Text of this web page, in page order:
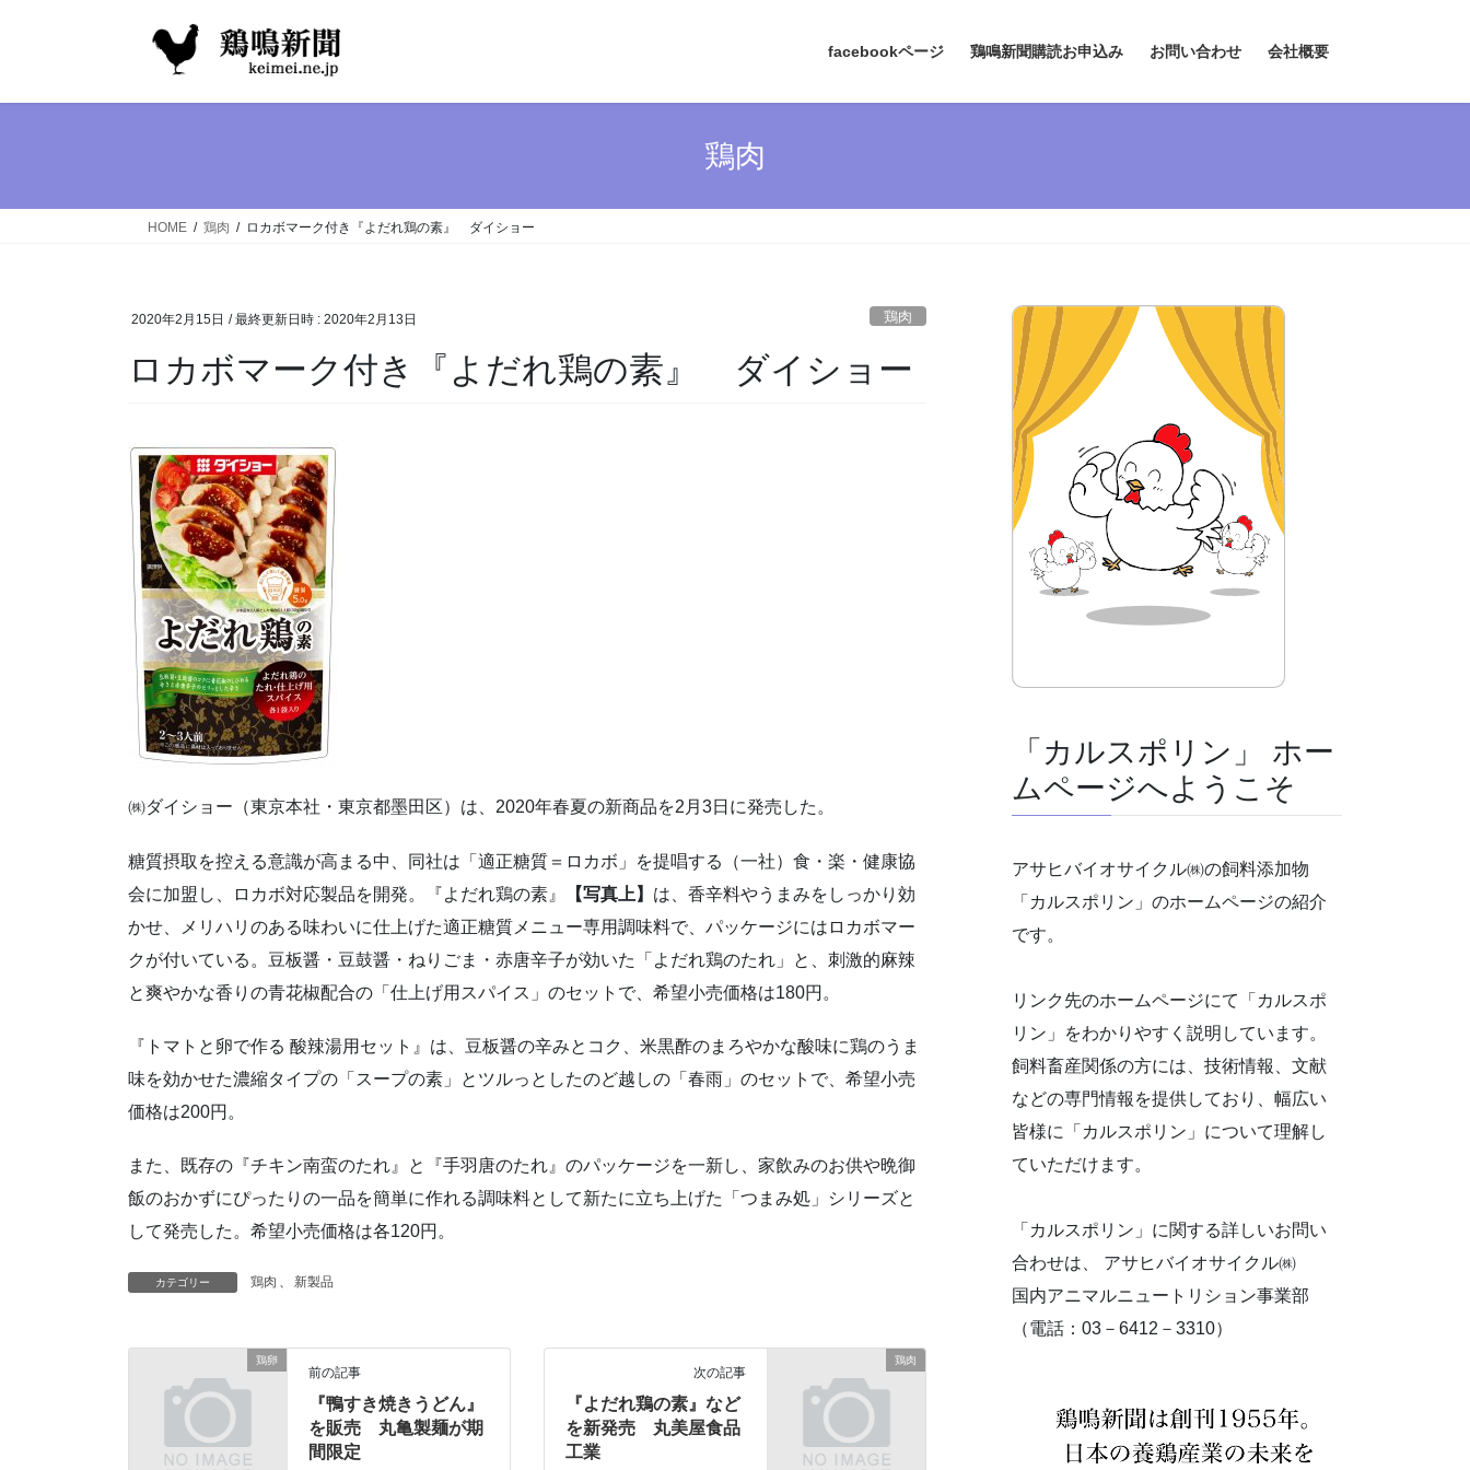
facebookページ 鶏鳴新聞購読お申込み お問い合わせ 会社概要
鶏肉
HOME 鶏肉 ロカボマーク付き『よだれ鶏の素』 ダイショー
2020年2月15日 / 最終更新日時 : 2020年2月13日 鶏肉
ロカボマーク付き『よだれ鶏の素』 ダイショー
㈱ダイショー（東京本社・東京都墨田区）は、2020年春夏の新商品を2月3日に発売した。
糖質摂取を控える意識が高まる中、同社は「適正糖質＝ロカボ」を提唱する（一社）食・楽・健康協
会に加盟し、ロカボ対応製品を開発。『よだれ鶏の素』
【写真上】 は、香辛料やうまみをしっかり効
かせ、メリハリのある味わいに仕上げた適正糖質メニュー専用調味料で、パッケージにはロカボマー
クが付いている。豆板醤・豆鼓醤・ねりごま・赤唐辛子が効いた「よだれ鶏のたれ」と、刺激的麻辣
と爽やかな香りの青花椒配合の「仕上げ用スパイス」のセットで、希望小売価格は180円。
『トマトと卵で作る 酸辣湯用セット』は、豆板醤の辛みとコク、米黒酢のまろやかな酸味に鶏のうま
味を効かせた濃縮タイプの「スープの素」とツルっとしたのど越しの「春雨」のセットで、希望小売
価格は200円。
また、既存の『チキン南蛮のたれ』と『手羽唐のたれ』のパッケージを一新し、家飲みのお供や晩御
飯のおかずにぴったりの一品を簡単に作れる調味料として新たに立ち上げた「つまみ処」シリーズと
して発売した。希望小売価格は各120円。
カテゴリー 鶏肉 、 新製品
鶏卵
前の記事
『鴨すき焼きうどん』
を販売 丸亀製麺が期
間限定
鶏肉
次の記事
『よだれ鶏の素』など
を新発売 丸美屋食品
工業
「カルスポリン」 ホー
ムページへようこそ
アサヒバイオサイクル㈱の飼料添加物
「カルスポリン」のホームページの紹介
です。
リンク先のホームページにて「カルスポ
リン」をわかりやすく説明しています。
飼料畜産関係の方には、技術情報、文献
などの専門情報を提供しており、幅広い
皆様に「カルスポリン」について理解し
ていただけます。
「カルスポリン」に関する詳しいお問い
合わせは、 アサヒバイオサイクル㈱
国内アニマルニュートリション事業部
（電話：03－6412－3310）